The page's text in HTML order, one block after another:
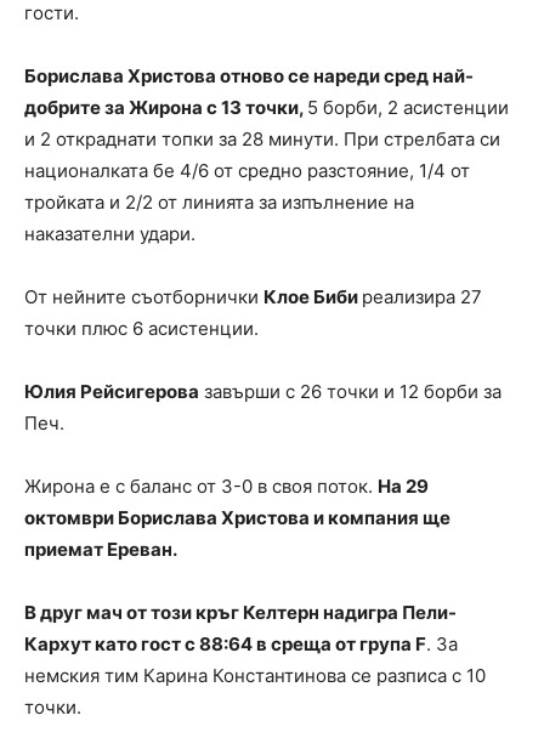
гости.
Борислава Христова отново се нареди сред най-
добрите за Жирона с 13 точки, 5 борби, 2 асистенции
и 2 откраднати топки за 28 минути. При стрелбата си
националката бе 4/6 от средно разстояние, 1/4 от
тройката и 2/2 от линията за изпълнение на
наказателни удари.
От нейните съотборнички Клое Биби реализира 27
точки плюс 6 асистенции.
Юлия Рейсигерова завърши с 26 точки и 12 борби за
Печ.
Жирона е с баланс от 3-0 в своя поток. На 29
октомври Борислава Христова и компания ще
приемат Ереван.
В друг мач от този кръг Келтерн надигра Пели-
Кархут като гост с 88:64 в среща от група F. За
немския тим Карина Константинова се разписа с 10
точки.